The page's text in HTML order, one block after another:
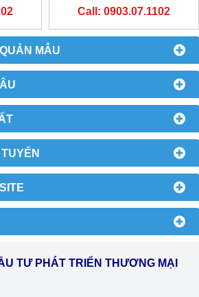
MẪU
EVERMED - CHÂU ÂU
Call: 0903.07.1102
TƯ PHÁT TRIỂN THƯƠNG MẠI